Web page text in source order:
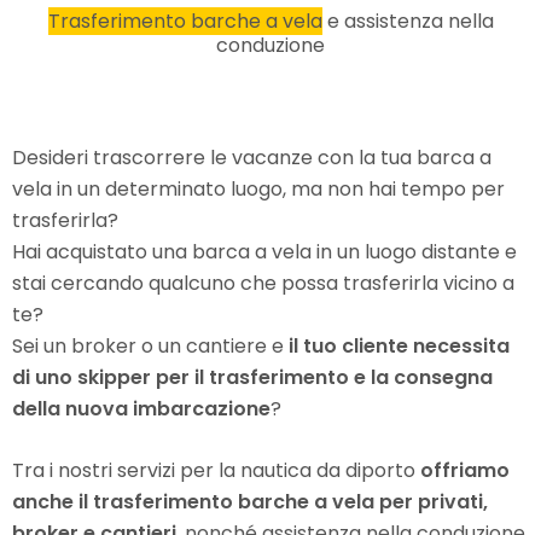
Trasferimento barche a velae assistenza nella
conduzione
Desideri trascorrere le vacanze con la tua barca a
vela in un determinato luogo, ma non hai tempo per
trasferirla?
Hai acquistato una barca a vela in un luogo distante e
stai cercando qualcuno che possa trasferirla vicino a
te?
Sei un broker o un cantiere e il tuo cliente necessita
di uno skipper per il trasferimento e la consegna
della nuova imbarcazione?
Tra i nostri servizi per la nautica da diporto offriamo
anche il trasferimento barche a vela per privati,